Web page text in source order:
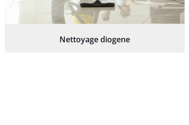
Nettoyage diogene